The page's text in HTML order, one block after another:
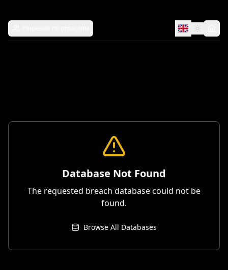
Database Not Found
The requested breach database could not be
found.
Browse All Databases